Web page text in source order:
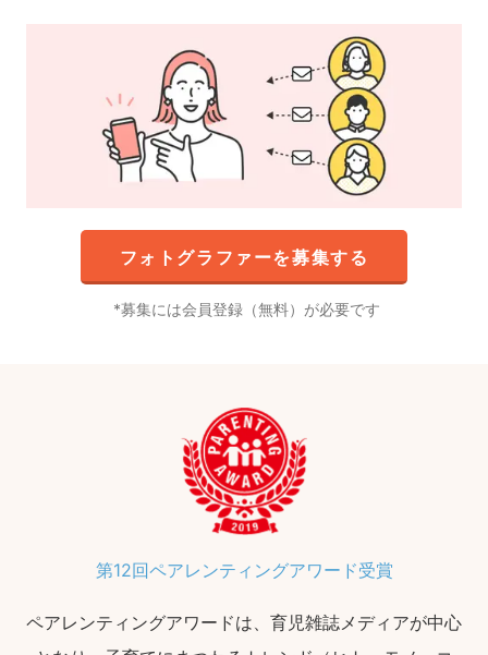
フォトグラファーを募集する
募集には会員登録（無料）が必要です
第12回ペアレンティングアワード受賞
ペアレンティングアワードは、育児雑誌メディアが中心